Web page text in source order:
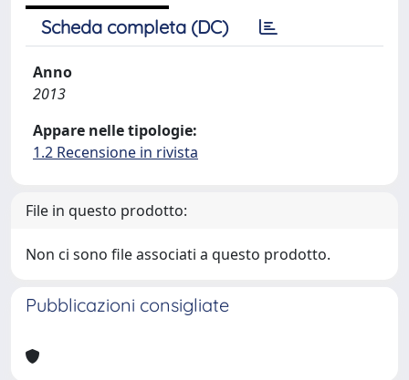
Scheda completa (DC)
Anno
2013
Appare nelle tipologie:
1.2 Recensione in rivista
File in questo prodotto:
Non ci sono file associati a questo prodotto.
Pubblicazioni consigliate